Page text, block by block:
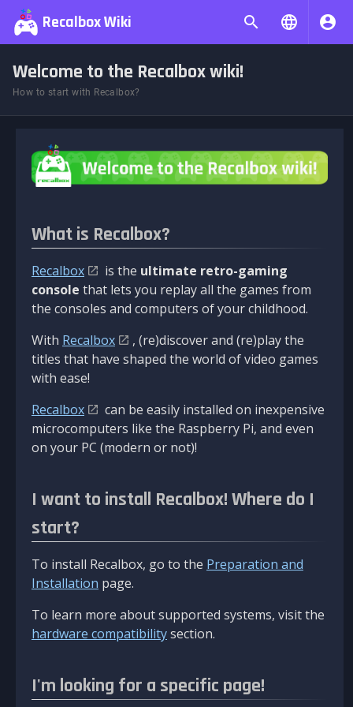
Recalbox Wiki
Welcome to the Recalbox wiki!
How to start with Recalbox?
What is Recalbox?
Recalbox is the ultimate retro-gaming
console that lets you replay all the games from
the consoles and computers of your childhood.
With Recalbox
, (re)discover and (re)play the
titles that have shaped the world of video games
with ease!
Recalbox
can be easily installed on inexpensive
microcomputers like the Raspberry Pi, and even
on your PC (modern or not)!
I want to install Recalbox! Where do I
start?
To install Recalbox, go to the Preparation and
Installation page.
To learn more about supported systems, visit the
hardware compatibilitysection.
I'm looking for a specific page!